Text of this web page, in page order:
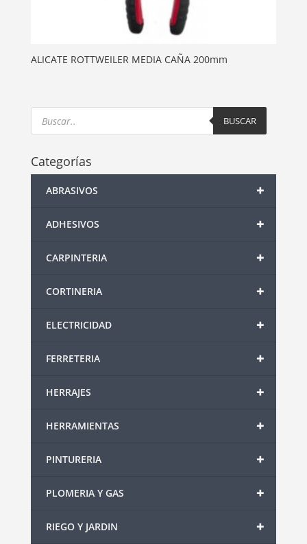
ALICATE ROTTWEILER MEDIA CAÑA 200mm
Products
search BUSCAR
Categorías
+
ABRASIVOS
+
ADHESIVOS
+
CARPINTERIA
+
CORTINERIA
+
ELECTRICIDAD
+
FERRETERIA
+
HERRAJES
+
HERRAMIENTAS
+
PINTURERIA
+
PLOMERIA Y GAS
+
RIEGO Y JARDIN